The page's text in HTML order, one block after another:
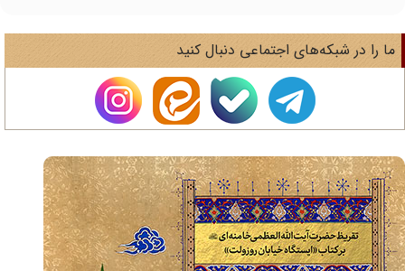
را در شبکه‌های اجتماعی دنبال کنید